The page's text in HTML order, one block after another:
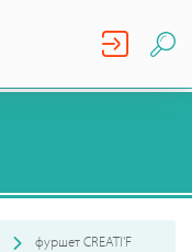
фуршет CREATI'F